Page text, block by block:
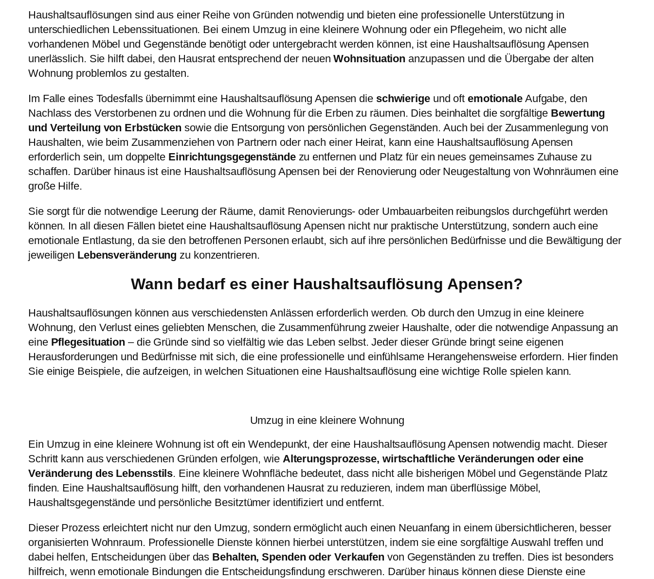
Haushaltsauflösungen sind aus einer Reihe von Gründen notwendig und bieten eine professionelle Unterstützung in
unterschiedlichen Lebenssituationen. Bei einem Umzug in eine kleinere Wohnung oder ein Pflegeheim, wo nicht alle
vorhandenen Möbel und Gegenstände benötigt oder untergebracht werden können, ist eine Haushaltsauflösung Apensen
unerlässlich. Sie hilft dabei, den Hausrat entsprechend der neuenWohnsituation anzupassen und die Übergabe der alten
Wohnung problemlos zu gestalten.
Im Falle eines Todesfalls übernimmt eine Haushaltsauflösung Apensen die schwierigeund oft emotionaleAufgabe, den
Nachlass des Verstorbenen zu ordnen und die Wohnung für die Erben zu räumen. Dies beinhaltet die sorgfältige Bewertung
und Verteilung von Erbstücken sowie die Entsorgung von persönlichen Gegenständen. Auch bei der Zusammenlegung von
Haushalten, wie beim Zusammenziehen von Partnern oder nach einer Heirat, kann eine Haushaltsauflösung Apensen
erforderlich sein, um doppelte Einrichtungsgegenständezu entfernen und Platz für ein neues gemeinsames Zuhause zu
schaffen. Darüber hinaus ist eine Haushaltsauflösung Apensen bei der Renovierung oder Neugestaltung von Wohnräumen eine
große Hilfe.
Sie sorgt für die notwendige Leerung der Räume, damit Renovierungs- oder Umbauarbeiten reibungslos durchgeführt werden
können. In all diesen Fällen bietet eine Haushaltsauflösung Apensen nicht nur praktische Unterstützung, sondern auch eine
emotionale Entlastung, da sie den betroffenen Personen erlaubt, sich auf ihre persönlichen Bedürfnisse und die Bewältigung der
jeweiligen Lebensveränderung zu konzentrieren.
Wann bedarf es einer Haushaltsauflösung Apensen?
Haushaltsauflösungen können aus verschiedensten Anlässen erforderlich werden. Ob durch den Umzug in eine kleinere
Wohnung, den Verlust eines geliebten Menschen, die Zusammenführung zweier Haushalte, oder die notwendige Anpassung an
eine Pflegesituation – die Gründe sind so vielfältig wie das Leben selbst. Jeder dieser Gründe bringt seine eigenen
Herausforderungen und Bedürfnisse mit sich, die eine professionelle und einfühlsame Herangehensweise erfordern. Hier finden
Sie einige Beispiele, die aufzeigen, in welchen Situationen eine Haushaltsauflösung eine wichtige Rolle spielen kann.
Umzug in eine kleinere Wohnung
Ein Umzug in eine kleinere Wohnung ist oft ein Wendepunkt, der eine Haushaltsauflösung Apensen notwendig macht. Dieser
Schritt kann aus verschiedenen Gründen erfolgen, wie Alterungsprozesse, wirtschaftliche Veränderungen oder eine
Veränderung des Lebensstils. Eine kleinere Wohnfläche bedeutet, dass nicht alle bisherigen Möbel und Gegenstände Platz
finden. Eine Haushaltsauflösung hilft, den vorhandenen Hausrat zu reduzieren, indem man überflüssige Möbel,
Haushaltsgegenstände und persönliche Besitztümer identifiziert und entfernt.
Dieser Prozess erleichtert nicht nur den Umzug, sondern ermöglicht auch einen Neuanfang in einem übersichtlicheren, besser
organisierten Wohnraum. Professionelle Dienste können hierbei unterstützen, indem sie eine sorgfältige Auswahl treffen und
dabei helfen, Entscheidungen über das Behalten, Spenden oder Verkaufen von Gegenständen zu treffen. Dies ist besonders
hilfreich, wenn emotionale Bindungen die Entscheidungsfindung erschweren. Darüber hinaus können diese Dienste eine